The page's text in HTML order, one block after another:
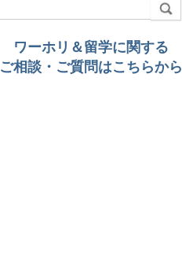
ワーホリ＆留学に関する
ご相談・ご質問はこちらから